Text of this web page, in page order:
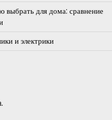
для дома: сравнение
и электрики